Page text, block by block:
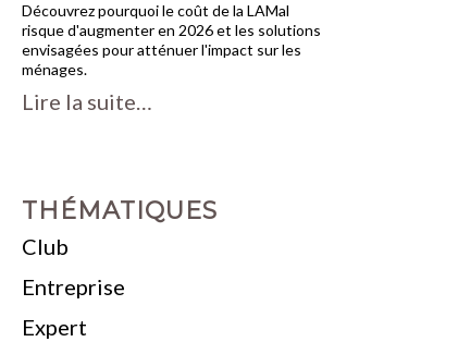
Découvrez pourquoi le coût de la LAMal
risque d'augmenter en 2026 et les solutions
envisagées pour atténuer l'impact sur les
ménages.
Lire la suite…
THÉMATIQUES
Club
Entreprise
Expert